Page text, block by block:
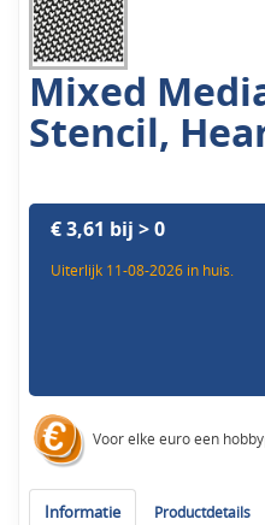
Mixed
Stencil,
€ 3,61 bij > 0
Uiterlijk 11-08-2026 in huis.
Voor elke euro een
Informatie Productdetails